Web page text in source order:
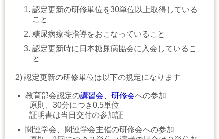
認定更新の研修単位を30単位以上取得している
こと
糖尿病療養指導をおこなっていること
認定更新時に日本糖尿病協会に入会しているこ
と
2) 認定更新の研修単位は以下の規定になります
教育部会認定の講習会、研修会への参加
原則、30分につき0.5単位
証明書は当日交付の参加証
関連学会、関連学会主催の研修会への参加